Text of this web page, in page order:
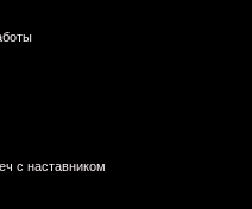
с наставником